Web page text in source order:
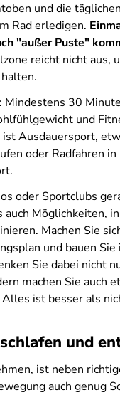
und die
Rad erledigen.
"außer Puste"
reicht nicht aus,
30
und
Ausdauersport,
oder Radfahren
oder Sportclubs
auch Möglichkeiten,
Machen Sie
und bauen Sie
Sie dabei nicht
machen Sie auch
ist besser als
und
ist neben
auch genug